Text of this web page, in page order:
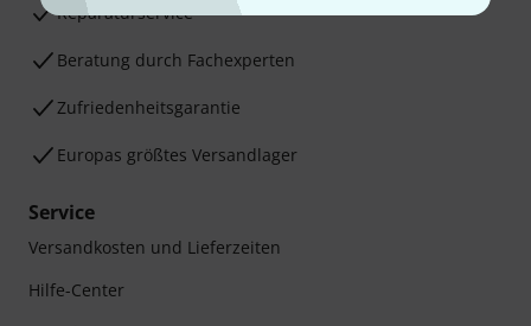
Reparaturservice
Beratung durch Fachexperten
Zufriedenheitsgarantie
Europas größtes Versandlager
Service
Versandkosten und Lieferzeiten
Hilfe-Center